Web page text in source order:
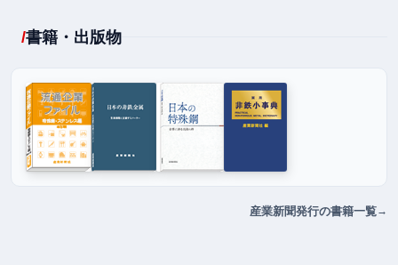
書籍・出版物
産業新聞発行の書籍一覧